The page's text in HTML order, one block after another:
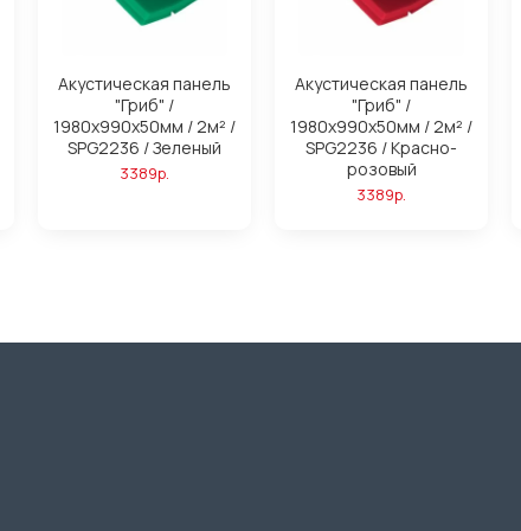
Акустическая панель
"Гриб" /
1980х990х50мм / 2м² /
SPG2236 / Зеленый
3389р.
Акустическая панель
"Гриб" /
1980х990х50мм / 2м² /
SPG2236 / Красно-
розовый
3389р.